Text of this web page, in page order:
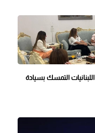
التمسك بسيادة